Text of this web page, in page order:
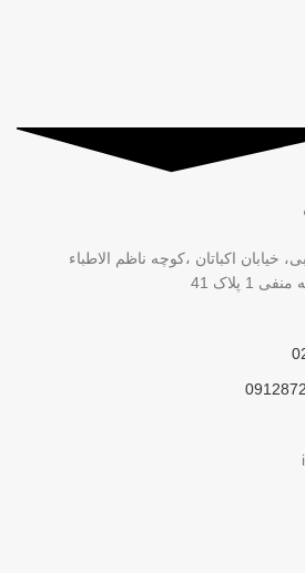
اکباتان ،کوچه ناظم الاطباء
پلاک 41